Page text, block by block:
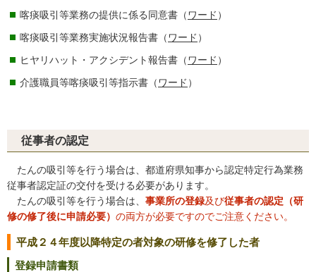
喀痰吸引等業務の提供に係る同意書（ ワード ）
喀痰吸引等業務実施状況報告書（ ワード ）
ヒヤリハット・アクシデント報告書（ ワード ）
介護職員等喀痰吸引等指示書（ ワード ）
従事者の認定
たんの吸引等を行う場合は、都道府県知事から認定特定行為業務
従事者認定証の交付を受ける必要があります。
たんの吸引等を行う場合は、 事業所の登録及び従事者の認定（研
修の修了後に申請必要） の両方が必要ですのでご注意ください。
平成２４年度以降特定の者対象の研修を修了した者
登録申請書類